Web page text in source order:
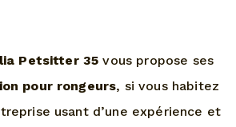
Petsitter 35 vous propose ses
pour rongeurs, si vous habitez
usant d’une expérience et